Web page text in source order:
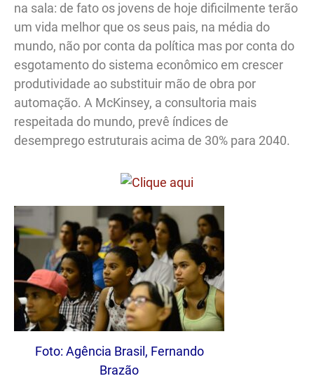
na sala: de fato os jovens de hoje dificilmente terão
um vida melhor que os seus pais, na média do
mundo, não por conta da política mas por conta do
esgotamento do sistema econômico em crescer
produtividade ao substituir mão de obra por
automação. A McKinsey, a consultoria mais
respeitada do mundo, prevê índices de
desemprego estruturais acima de 30% para 2040.
Foto: Agência Brasil, Fernando
Brazão